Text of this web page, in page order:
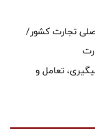
تجارت کشور/
تعامل و